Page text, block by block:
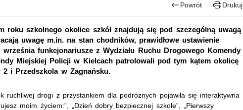
Powrót Drukuj
roku szkolnego okolice szkół znajdują się pod szczególną uwagą
uwagę m.in. na stan chodników, prawidłowe ustawienie
funkcjonariusze z Wydziału Ruchu Drogowego Komendy
Miejskiej Policji w Kielcach patrolowali pod tym kątem okolicę
2 i Przedszkola w Zagnańsku.
ruchliwej drogi z przystankiem dla podróżnych pojawiła się interaktywna
moim życiem:”, „Dzień dobry bezpiecznej szkole”, „Pierwszy